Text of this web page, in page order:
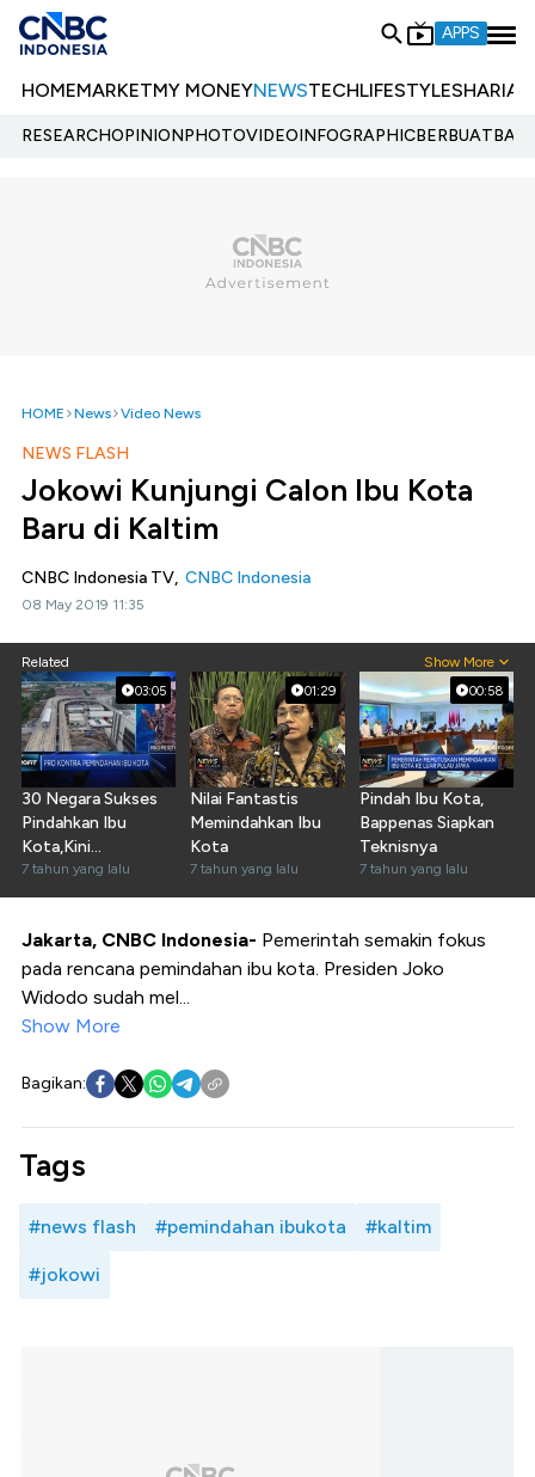
APPS
HOMEMARKETMY MONEYNEWSTECHLIFESTYLESHARIA
RESEARCHOPINIONPHOTOVIDEOINFOGRAPHIC
HOME News Video News
NEWS FLASH
Jokowi Kunjungi Calon Ibu Kota
Baru di Kaltim
CNBC Indonesia TV, CNBC Indonesia
08 May 2019 11:35
Related Show More
03:05
30 Negara Sukses
Pindahkan Ibu
Kota,Kini
Kesempatan
Indonesia
7 tahun yang lalu
01:29
Nilai Fantastis
Memindahkan Ibu
Kota
7 tahun yang lalu
00:58
Pindah Ibu Kota,
Bappenas Siapkan
Teknisnya
7 tahun yang lalu
Jakarta, CNBC Indonesia- Pemerintah semakin fokus
pada rencana pemindahan ibu kota. Presiden Joko
Widodo sudah mel...
Show More
Bagikan:
Tags
#news flash #pemindahan ibukota #kaltim
#jokowi